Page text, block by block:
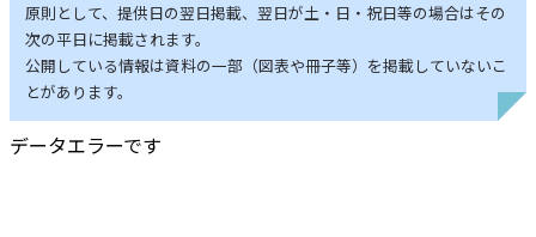
原則として、提供日の翌日掲載、翌日が土・日・祝日等の場合はその
次の平日に掲載されます。
公開している情報は資料の一部（図表や冊子等）を掲載していないこ
とがあります。
データエラーです